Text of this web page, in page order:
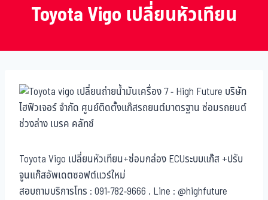
Toyota Vigo เปลี่ยนหัวเทียน
Toyota Vigo เปลี่ยนหัวเทียน+ซ่อมกล่อง ECUระบบแก๊ส +ปรับ
จูนแก๊สอัพเดตซอฟต์แวร์ใหม่
สอบถามบริการโทร : 091-782-9666 , Line : @highfuture